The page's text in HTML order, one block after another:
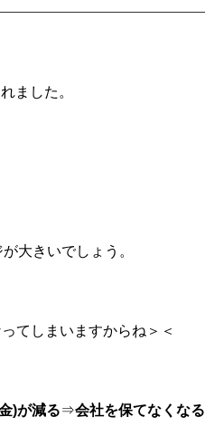
ました。
大きいでしょう。
てしまいますからね＞＜
)が減る⇒会社を保てなくなる